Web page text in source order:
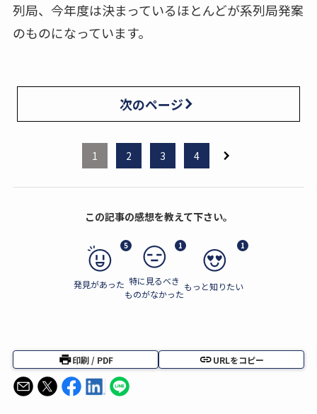
列局、今年度は決まっているほとんどが系列局発案
のものになっています。
次のページ
1 2 3 4
この記事の感想を教えて下さい。
5
発見があった
1
特に見るべき
ものがなかった
1
もっと知りたい
印刷 / PDF URLをコピー